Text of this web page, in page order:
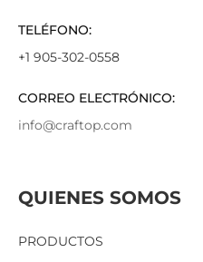
QUIENES SOMOS
PRODUCTOS
TELÉFONO:
+1 905-302-0558
CORREO ELECTRÓNICO:
info@craftop.com